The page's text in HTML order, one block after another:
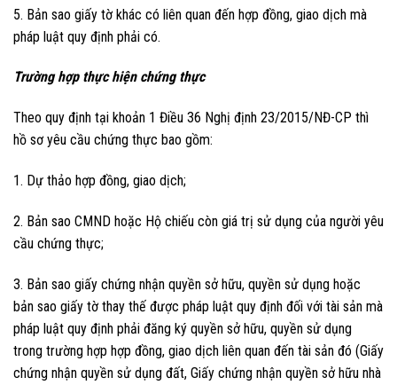
5. Bản sao giấy tờ khác có liên quan đến hợp đồng, giao dịch mà
pháp luật quy định phải có.
Trường hợp thực hiện chứng thực
Theo quy định tại khoản 1 Điều 36 Nghị định 23/2015/NĐ-CP thì
hồ sơ yêu cầu chứng thực bao gồm:
1. Dự thảo hợp đồng, giao dịch;
2. Bản sao CMND hoặc Hộ chiếu còn giá trị sử dụng của người yêu
cầu chứng thực;
3. Bản sao giấy chứng nhận quyền sở hữu, quyền sử dụng hoặc
bản sao giấy tờ thay thế được pháp luật quy định đối với tài sản mà
pháp luật quy định phải đăng ký quyền sở hữu, quyền sử dụng
trong trường hợp hợp đồng, giao dịch liên quan đến tài sản đó (Giấy
chứng nhận quyền sử dụng đất, Giấy chứng nhận quyền sở hữu nhà